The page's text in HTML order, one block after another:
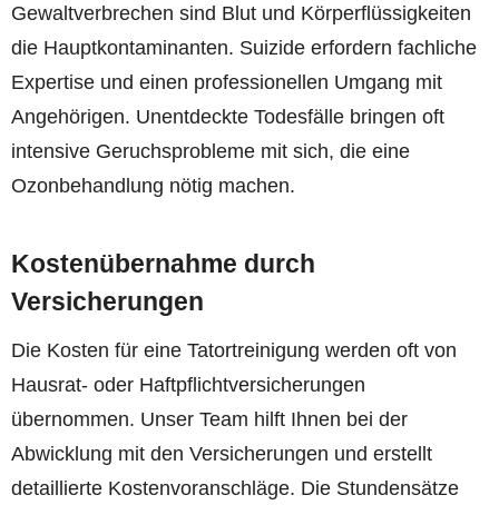
Gewaltverbrechen sind Blut und Körperflüssigkeiten
die Hauptkontaminanten. Suizide erfordern fachliche
Expertise und einen professionellen Umgang mit
Angehörigen. Unentdeckte Todesfälle bringen oft
intensive Geruchsprobleme mit sich, die eine
Ozonbehandlung nötig machen.
Kostenübernahme durch
Versicherungen
Die Kosten für eine Tatortreinigung werden oft von
Hausrat- oder Haftpflichtversicherungen
übernommen. Unser Team hilft Ihnen bei der
Abwicklung mit den Versicherungen und erstellt
detaillierte Kostenvoranschläge. Die Stundensätze